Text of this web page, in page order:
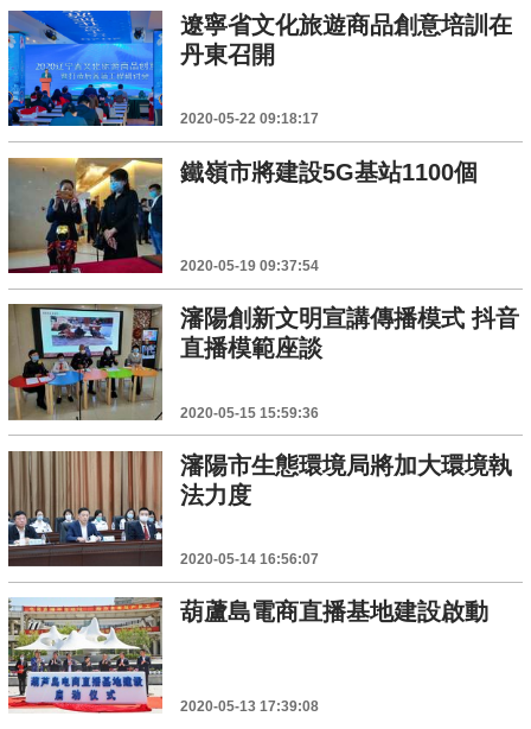
遼寧省文化旅遊商品創意培訓在
丹東召開
2020-05-22 09:18:17
鐵嶺市將建設5G基站1100個
2020-05-19 09:37:54
瀋陽創新文明宣講傳播模式 抖音
直播模範座談
2020-05-15 15:59:36
瀋陽市生態環境局將加大環境執
法力度
2020-05-14 16:56:07
葫蘆島電商直播基地建設啟動
2020-05-13 17:39:08